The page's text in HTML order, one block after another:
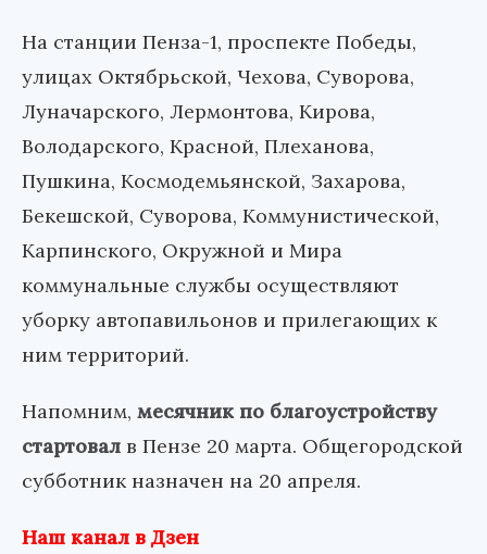
На станции Пенза-1, проспекте Победы,
улицах Октябрьской, Чехова, Суворова,
Луначарского, Лермонтова, Кирова,
Володарского, Красной, Плеханова,
Пушкина, Космодемьянской, Захарова,
Бекешской, Суворова, Коммунистической,
Карпинского, Окружной и Мира
коммунальные службы осуществляют
уборку автопавильонов и прилегающих к
ним территорий.
Напомним, месячник по благоустройству
стартовал в Пензе 20 марта. Общегородской
субботник назначен на 20 апреля.
Наш канал в Дзен